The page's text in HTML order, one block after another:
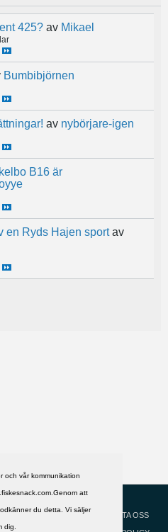
och vår kommunikation
att
du detta. Vi säljer
dig.
425? av Mikael
Bumbibjörnen
av nybörjare-igen
B16 är
en Ryds Hajen sport av
HJÄLP
KONTAKTA OSS